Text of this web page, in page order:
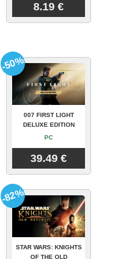
8.19 €
007 FIRST LIGHT
DELUXE EDITION
PC
39.49 €
-50%
STAR WARS: KNIGHTS
OF THE OLD
-82%